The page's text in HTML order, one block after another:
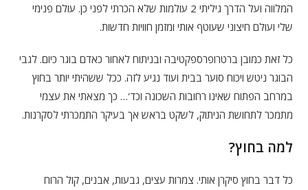
המלווה ועל הדרך גיליתי 2 עולמות שלא הכרתי לפני כן. עולם פנימי
שלי ועולם חיצוני שעוטף אותי ומזמן חוויות חדשות.
כל זאת כמובן ברטרופרספקטיבה ובניתוח לאחור כאדם בוגר כיום. לגבי
הבוגר ניטש ויכוח סוער בבית ועוד נגיע לזה. ככל ששהיתי יותר בחוץ
במרחב הפתוח שאינו רחובות השכונה וכד'… כך מצאתי את עצמי
מתמכר לתחושת הניתוק, לשקט בראש אך בעיקר התמכרתי לסקרנות.
למה בחוץ?
כל דבר בחוץ סיקרן אותי. צמרות עצים, גבעות, אבנים, קול הרוח